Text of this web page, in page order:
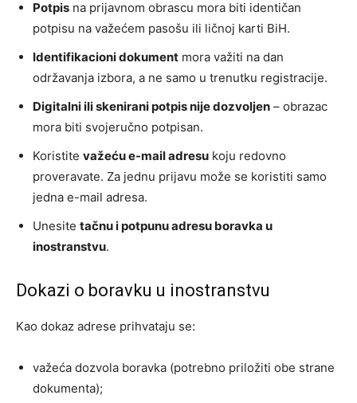
Potpis na prijavnom obrascu mora biti identičan
potpisu na važećem pasošu ili ličnoj karti BiH.
Identifikacioni dokument mora važiti na dan
održavanja izbora, a ne samo u trenutku registracije.
Digitalni ili skenirani potpis nije dozvoljen – obrazac
mora biti svojeručno potpisan.
Koristite važeću e-mail adresu koju redovno
proveravate. Za jednu prijavu može se koristiti samo
jedna e-mail adresa.
Unesite tačnu i potpunu adresu boravka u
inostranstvu.
Dokazi o boravku u inostranstvu
Kao dokaz adrese prihvataju se:
važeća dozvola boravka (potrebno priložiti obe strane
dokumenta);